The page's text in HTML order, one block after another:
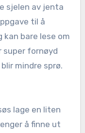
sjelen av jenta
til å
kan bare lese om
super fornøyd
mindre sprø.
lage en liten
å finne ut